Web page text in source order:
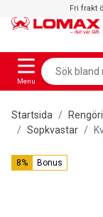
Fri frakt
Menu
Startsida
Sopkvastar
8% Bonus